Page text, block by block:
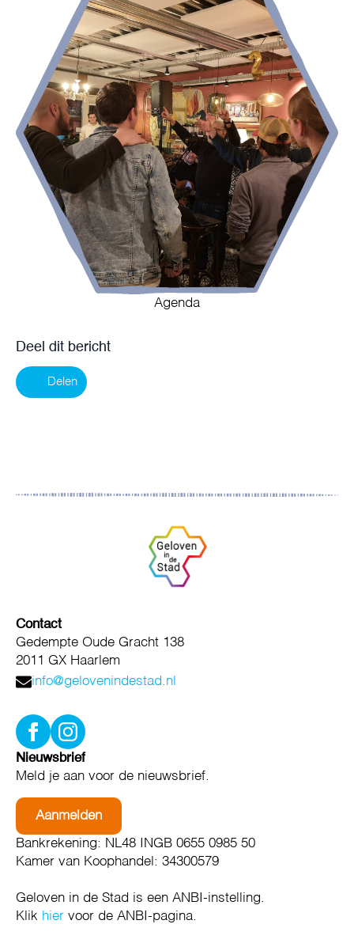
Agenda
Deel dit bericht
Delen
Contact
Gedempte Oude Gracht 138
2011 GX Haarlem
info@gelovenindestad.nl
Nieuwsbrief
Meld je aan voor de nieuwsbrief.
Aanmelden
Bankrekening: NL48 INGB 0655 0985 50
Kamer van Koophandel: 34300579
Geloven in de Stad is een ANBI-instelling.
Klik hier voor de ANBI-pagina.